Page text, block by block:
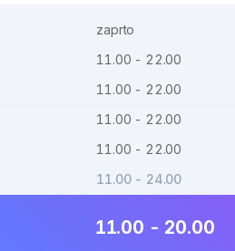
zaprto
11.00 - 22.00
11.00 - 22.00
11.00 - 22.00
11.00 - 22.00
11.00 - 24.00
11.00 - 20.00